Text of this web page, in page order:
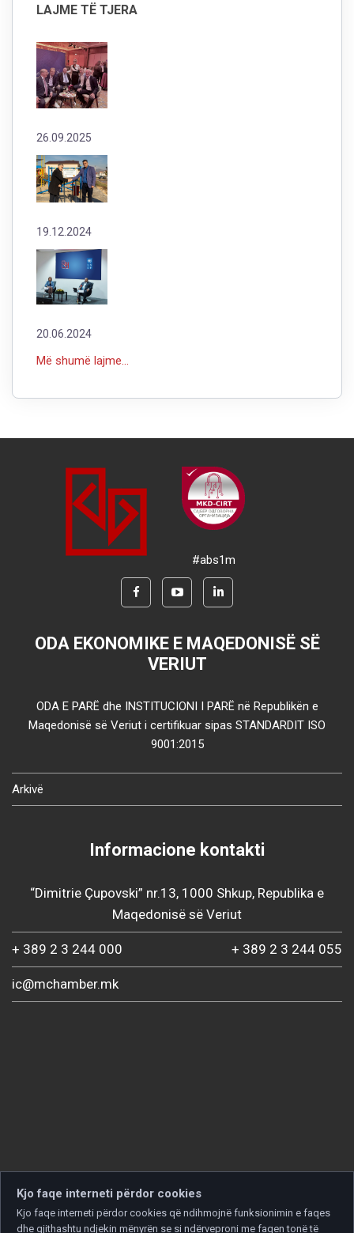
LAJME TË TJERA
26.09.2025
19.12.2024
20.06.2024
Më shumë lajme...
#abs1m
ODA EKONOMIKE E MAQEDONISË SË
VERIUT
ODA E PARË dhe INSTITUCIONI I PARË në Republikën e
Maqedonisë së Veriut i certifikuar sipas STANDARDIT ISO
9001:2015
Arkivë
Informacione kontakti
“Dimitrie Çupovski” nr.13, 1000 Shkup, Republika e
Maqedonisë së Veriut
+ 389 2 3 244 000 + 389 2 3 244 055
ic@mchamber.mk
Kjo faqe interneti përdor cookies
Kjo faqe interneti përdor cookies që ndihmojnë funksionimin e faqes
dhe gjithashtu ndjekin mënyrën se si ndërveproni me faqen tonë të